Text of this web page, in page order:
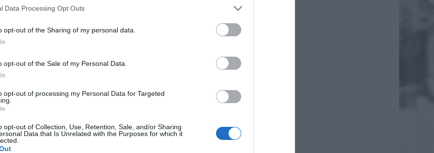
Data Processing Opt Outs
opt-out of the Sharing of my personal data.
opt-out of the Sale of my Personal Data.
opt-out of processing my Personal Data for Targeted
opt-out of Collection, Use, Retention, Sale, and/or Sharing
Data that Is Unrelated with the Purposes for which it
objawowych – 3 dni od ustąpienia objawów, ale nie krócej niż 13 dni od
objawów,
RÓWNIEŻ:
3600 zł miesięcznie zamiast 800+. Nowa propozycja dla
dzieci do 3. roku życia
2026 19:29
wypłata przy emeryturze od 2200 do 2700 zł
2026 19:14